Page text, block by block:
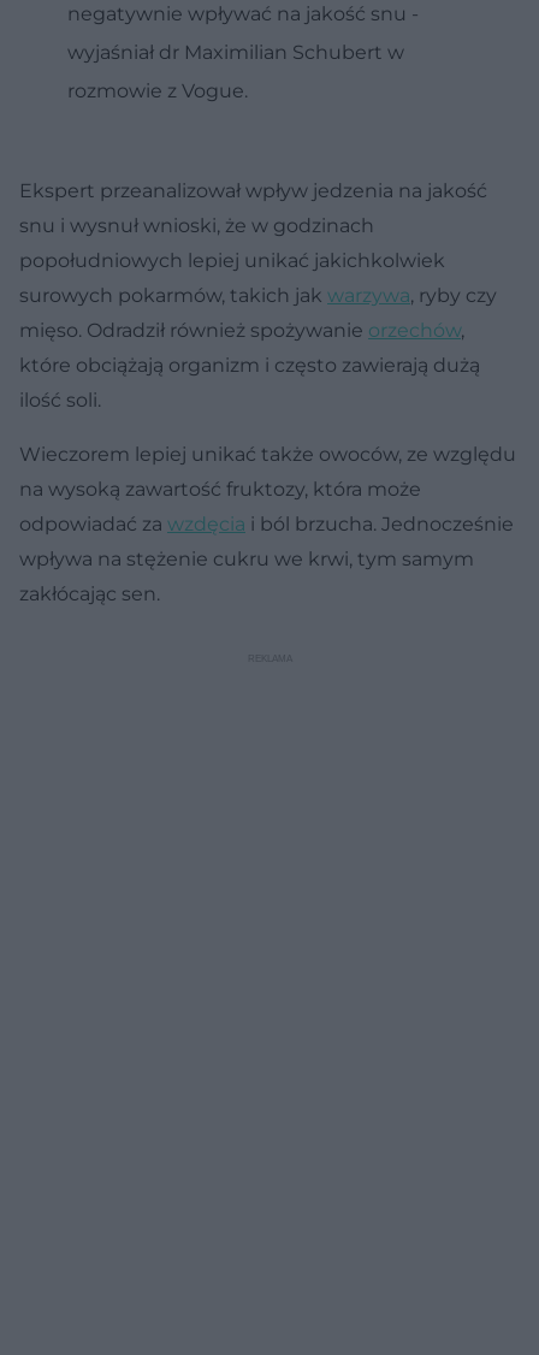
negatywnie wpływać na jakość snu -
wyjaśniał dr Maximilian Schubert w
rozmowie z Vogue.
Ekspert przeanalizował wpływ jedzenia na jakość
snu i wysnuł wnioski, że w godzinach
popołudniowych lepiej unikać jakichkolwiek
surowych pokarmów, takich jak warzywa, ryby czy
mięso. Odradził również spożywanie orzechów,
które obciążają organizm i często zawierają dużą
ilość soli.
Wieczorem lepiej unikać także owoców, ze względu
na wysoką zawartość fruktozy, która może
odpowiadać za wzdęcia i ból brzucha. Jednocześnie
wpływa na stężenie cukru we krwi, tym samym
zakłócając sen.